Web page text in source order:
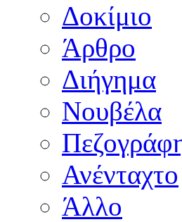
Δοκίμιο
Άρθρο
Διήγημα
Νουβέλα
Ανένταχτο
Άλλο